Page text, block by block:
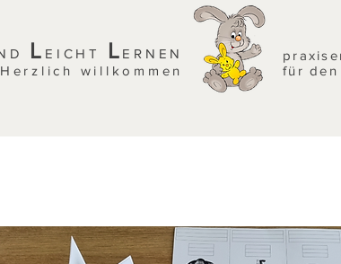
L EICHT L ERNEN
Herzlich willkommen
für den